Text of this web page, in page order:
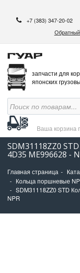
+7 (383) 347-20-02
запчасти для
японских
Ваша корзина
SDM31118ZZ0
4D35 МЕ996628 -
Главная страница
Кольца поршневые
SDM31118ZZ0 STD
NPR